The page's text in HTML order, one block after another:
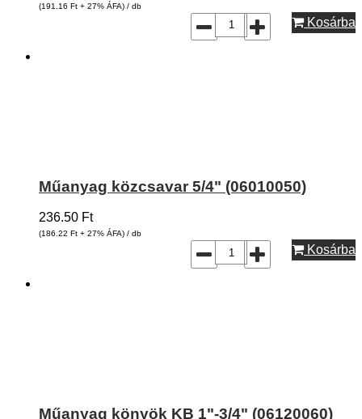
(191.16 Ft + 27% ÁFA) / db
Kosárba
Műanyag közcsavar 5/4" (06010050)
236.50 Ft
(186.22 Ft + 27% ÁFA) / db
Kosárba
Műanyag könyök KB 1"-3/4" (06120060)